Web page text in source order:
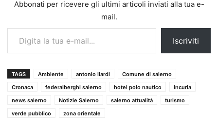
Abbonati per ricevere gli ultimi articoli inviati alla tua e-
mail.
Digita la tua e-mail...
Iscriviti
TAGS Ambiente antonio ilardi
Comune di salerno
Cronaca
federalberghi salerno hotel polo nautico
incuria
news salerno
Notizie Salerno salerno attualità
turismo
verde pubblico
zona orientale